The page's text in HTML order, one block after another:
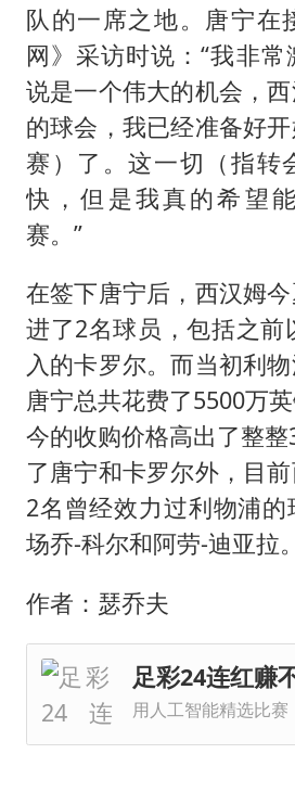
队的一席之地。唐宁在
网》采访时说：“我非
说是一个伟大的机会，
的球会，我已经准备好
赛）了。这一切（指转
快，但是我真的希望
赛。”
在签下唐宁后，西汉姆
进了2名球员，包括之前
入的卡罗尔。而当初利
唐宁总共花费了5500万
今的收购价格高出了整
了唐宁和卡罗尔外，目
2名曾经效力过利物浦的
场乔-科尔和阿劳-迪亚拉。
作者：瑟乔夫
足彩24连红赚
用人工智能精选比赛